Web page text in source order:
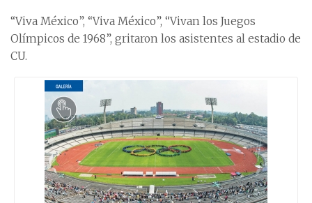
“Viva México”, “Viva México”, “Vivan los Juegos
Olímpicos de 1968”, gritaron los asistentes al estadio de
CU.